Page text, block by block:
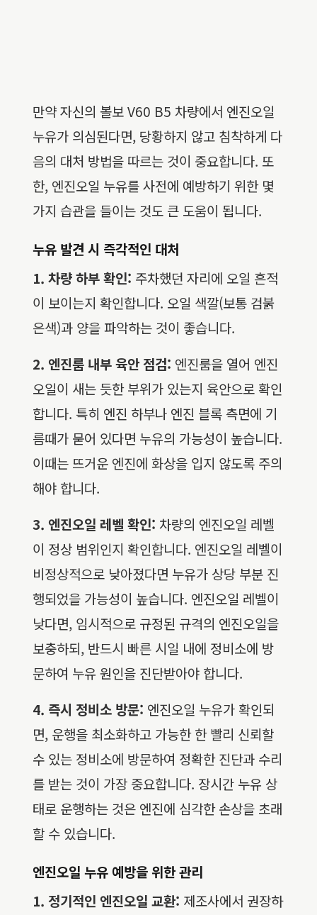
만약 자신의 볼보 V60 B5 차량에서 엔진오일
누유가 의심된다면, 당황하지 않고 침착하게 다
음의 대처 방법을 따르는 것이 중요합니다. 또
한, 엔진오일 누유를 사전에 예방하기 위한 몇
가지 습관을 들이는 것도 큰 도움이 됩니다.
누유 발견 시 즉각적인 대처
1. 차량 하부 확인: 주차했던 자리에 오일 흔적
이 보이는지 확인합니다. 오일 색깔(보통 검붉
은색)과 양을 파악하는 것이 좋습니다.
2. 엔진룸 내부 육안 점검: 엔진룸을 열어 엔진
오일이 새는 듯한 부위가 있는지 육안으로 확인
합니다. 특히 엔진 하부나 엔진 블록 측면에 기
름때가 묻어 있다면 누유의 가능성이 높습니다.
이때는 뜨거운 엔진에 화상을 입지 않도록 주의
해야 합니다.
3. 엔진오일 레벨 확인: 차량의 엔진오일 레벨
이 정상 범위인지 확인합니다. 엔진오일 레벨이
비정상적으로 낮아졌다면 누유가 상당 부분 진
행되었을 가능성이 높습니다. 엔진오일 레벨이
낮다면, 임시적으로 규정된 규격의 엔진오일을
보충하되, 반드시 빠른 시일 내에 정비소에 방
문하여 누유 원인을 진단받아야 합니다.
4. 즉시 정비소 방문: 엔진오일 누유가 확인되
면, 운행을 최소화하고 가능한 한 빨리 신뢰할
수 있는 정비소에 방문하여 정확한 진단과 수리
를 받는 것이 가장 중요합니다. 장시간 누유 상
태로 운행하는 것은 엔진에 심각한 손상을 초래
할 수 있습니다.
엔진오일 누유 예방을 위한 관리
1. 정기적인 엔진오일 교환: 제조사에서 권장하